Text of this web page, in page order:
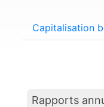
Capitalisation
Rapports